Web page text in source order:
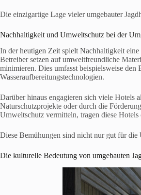
Die einzigartige Lage vieler umgebauter
Nachhaltigkeit und Umweltschutz bei der
In der heutigen Zeit spielt Nachhaltigkeit
Betreiber setzen auf umweltfreundliche
minimieren. Dies umfasst beispielsweise
Wasseraufbereitungstechnologien.
Darüber hinaus engagieren sich viele Hotels
Naturschutzprojekte oder durch die
Umweltschutz vermitteln, tragen diese
Diese Bemühungen sind nicht nur gut für die
Die kulturelle Bedeutung von umgebauten